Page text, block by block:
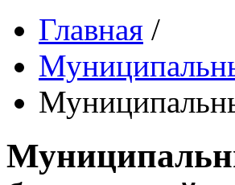
Главная /